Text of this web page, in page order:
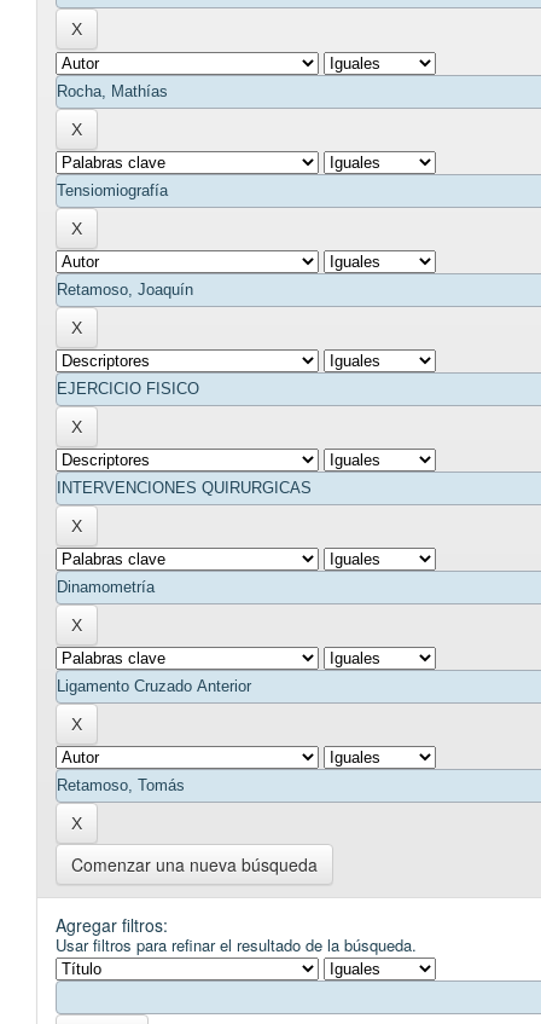
Comenzar una nueva búsqueda
Agregar filtros:
Usar filtros para refinar el resultado de la búsqueda.